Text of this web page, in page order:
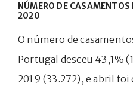
NÚMERO DE
2020
O número de
Portugal desceu 43,1%
2019 (33.272), e abril foi